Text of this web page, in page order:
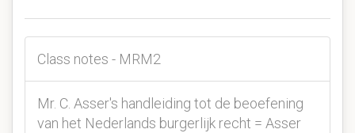
Class notes - MRM2
Mr. C. Asser's handleiding tot de beoefening
van het Nederlands burgerlijk recht = Asser